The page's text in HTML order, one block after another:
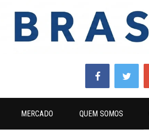
MERCADO QUEM SOMOS